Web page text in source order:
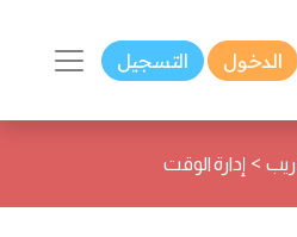
الدخول التسجيل
> إدارة الوقت